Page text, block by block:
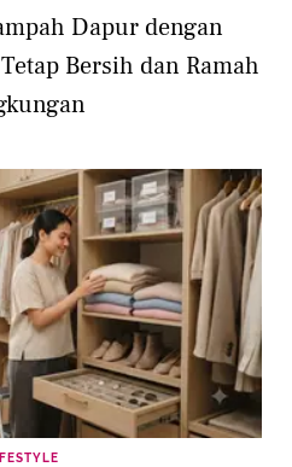
Dapur dengan
Bersih dan Ramah